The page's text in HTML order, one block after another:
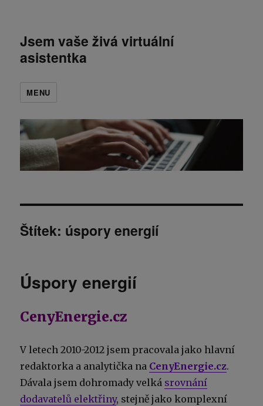
Jsem vaše živá virtuální
asistentka
MENU
Štítek: úspory energií
Úspory energií
CenyEnergie.cz
V letech 2010-2012 jsem pracovala jako hlavní
redaktorka a analytička na CenyEnergie.cz.
Dávala jsem dohromady velká srovnání
dodavatelů elektřiny, stejně jako komplexní